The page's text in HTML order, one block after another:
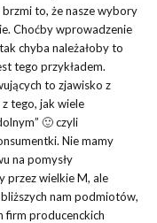
to, że nasze wybory
Choćby wprowadzenie
chyba należałoby to
tego przykładem.
to zjawisko z
tego, jak wiele
🙂 czyli
Nie mamy
na pomysły
przez wielkie M, ale
nam podmiotów,
firm producenckich